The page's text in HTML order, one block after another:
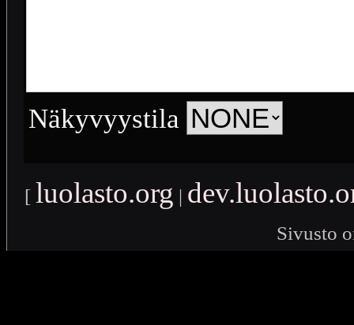
Näkyvyystila
[ luolasto.org |
Sivusto